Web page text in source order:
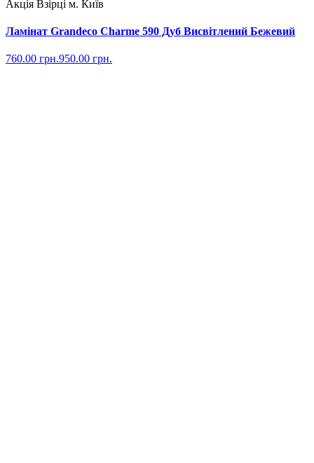
Акція Взірці м. Київ
Ламінат Grandeco Charme 590 Дуб Висвітлений Бежевий
760.00 грн.950.00 грн.